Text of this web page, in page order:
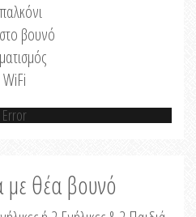
βουνό
WiFi
Error
με θέα βουνό